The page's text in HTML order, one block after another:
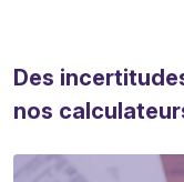
Des
nos